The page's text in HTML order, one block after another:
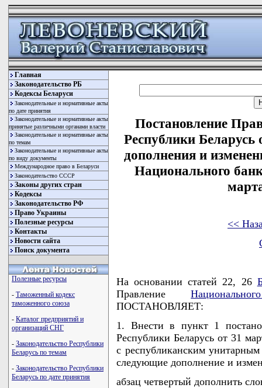
Главная
Законодательство РБ
Кодексы Беларуси
Законодательные и нормативные акты
по дате принятия
Законодательные и нормативные акты
принятые различными органами власти
Законодательные и нормативные акты
по темам
Законодательные и нормативные акты
по виду документы
Международное право в Беларуси
Законодательство СССР
Законы других стран
Кодексы
Законодательство РФ
Право Украины
Полезные ресурсы
Контакты
Новости сайта
Поиск документа
Полезные ресурсы
- Таможенный кодекс
таможенного союза
- Каталог предприятий и
организаций СНГ
- Законодательство Республики
Беларусь по темам
- Законодательство Республики
Беларусь по дате принятия
Постановление
Республики
дополнения и
Национального
<<
На основании статей 22, 26
Правление
ПОСТАНОВЛЯЕТ:
1. Внести в пункт 1
Республики Беларусь от 31
с республиканским
следующие дополнение и
абзац четвертый дополнить